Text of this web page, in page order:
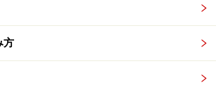
이에요.
ハンサリエヨ／私は31歳です）
공부하고 있어요.
方